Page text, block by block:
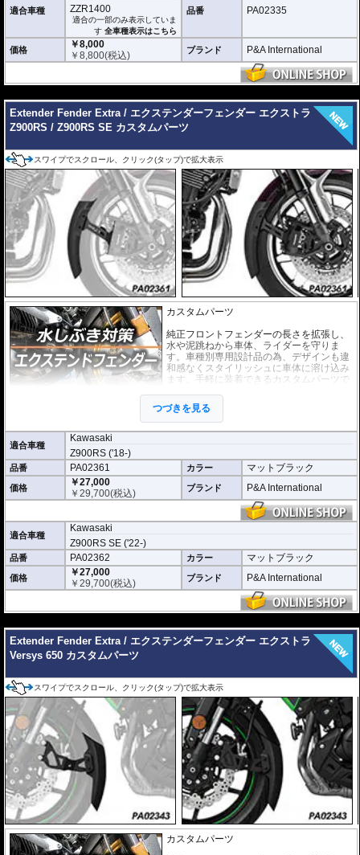
適合車種
ZZR1400
適合の一部のみ表示していま
す全車種表示はこちら
品番 PA02335
価格
￥8,000
￥8,800(税込) ブランド P&A International
Extender Fender Extra / エクステンダーフェンダー エクストラ
Z900RS / Z900RS SE カスタムパーツ
スワイプでスクロール、クリック(タップ)で拡大表示
カスタムパーツ
純正フロントフェンダーの長さを拡張し、
水や泥跳ねから車体、ライダーを守りま
す。車種別専用設計品の為、デザインも違
和感なくスタイリッシュに車体に溶け込み
ます。手軽に装着できるカスタムパーツで
このエクストラシリーズは標準のエクステ
ンダーフェンダーシリーズよりも大幅に長
くなっており、その効果を最大限発揮します。また付属のブラケットを使用す
ることで、ハードな走りでもフェンダーの振動を抑えます。
どのような効果があるパーツですか？
純正フロントフェンダーの長さを拡張し、水や泥跳ねから車体、ライダーを強
力に守ります。
エクストラシリーズは標準のエクステンダーフェンダーよりも大幅に長く設計
されており、保護効果を最大限発揮します。付属のブラケットによりハードな
走行時の振動も抑制します。
つづきを見る
適合車種
Kawasaki
Z900RS ('18-)
品番 PA02361 カラー マットブラック
価格
￥27,000
￥29,700(税込) ブランド P&A International
適合車種
Kawasaki
Z900RS SE ('22-)
品番 PA02362 カラー マットブラック
価格
￥27,000
￥29,700(税込) ブランド P&A International
Extender Fender Extra / エクステンダーフェンダー エクストラ
Versys 650 カスタムパーツ
スワイプでスクロール、クリック(タップ)で拡大表示
カスタムパーツ